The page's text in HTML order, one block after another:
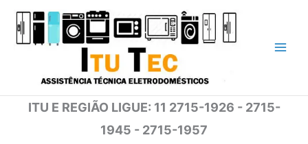
para
ITU E REGIÃO LIGUE: 11 2715-1926 - 2715-
1945 - 2715-1957